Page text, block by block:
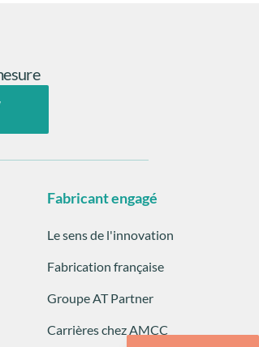
Fabricant engagé
Le sens de l'innovation
Fabrication française
Groupe AT Partner
Carrières chez AMCC